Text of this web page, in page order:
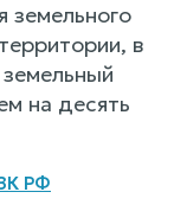
земельного
в
на десять
РФ